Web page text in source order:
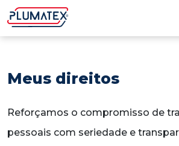
Meus direitos
Reforçamos o compromisso de
pessoais com seriedade e